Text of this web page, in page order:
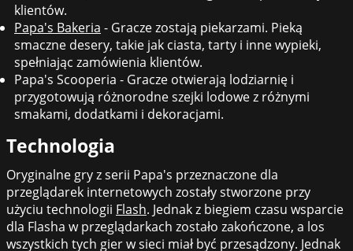
klientów.
Papa's Bakeria - Gracze zostają piekarzami. Pieką
smaczne desery, takie jak ciasta, tarty i inne wypieki,
spełniając zamówienia klientów.
Papa's Scooperia - Gracze otwierają lodziarnię i
przygotowują różnorodne szejki lodowe z różnymi
smakami, dodatkami i dekoracjami.
Technologia
Oryginalne gry z serii Papa's przeznaczone dla
przeglądarek internetowych zostały stworzone przy
użyciu technologii Flash. Jednak z biegiem czasu wsparcie
dla Flasha w przeglądarkach zostało zakończone, a los
wszystkich tych gier w sieci miał być przesądzony. Jednak